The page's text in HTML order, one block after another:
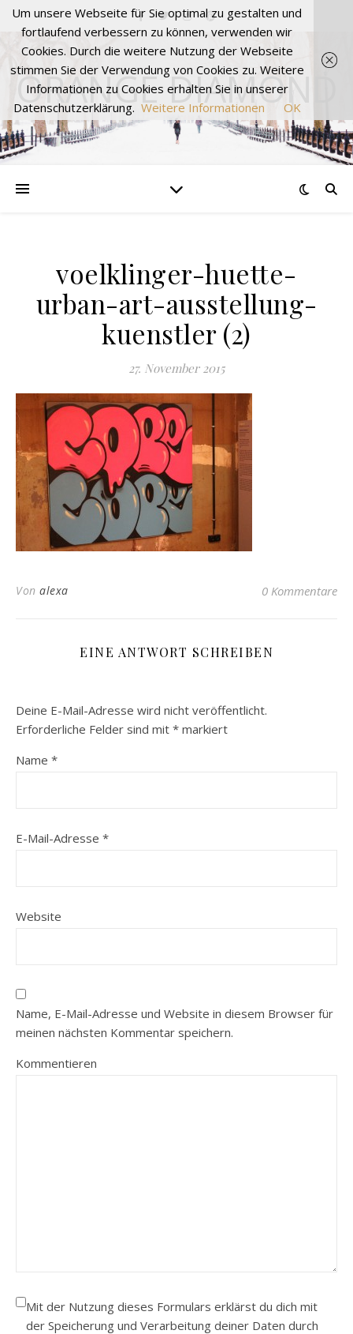
ORANGE DIAMOND
voelklinger-huette-
urban-art-ausstellung-
kuenstler (2)
27. November 2015
Von alexa 0 Kommentare
EINE ANTWORT SCHREIBEN
Deine E-Mail-Adresse wird nicht veröffentlicht.
Erforderliche Felder sind mit * markiert
Name *
E-Mail-Adresse *
Website
Name, E-Mail-Adresse und Website in diesem Browser für
meinen nächsten Kommentar speichern.
Kommentieren
Mit der Nutzung dieses Formulars erklärst du dich mit
der Speicherung und Verarbeitung deiner Daten durch
Um unsere Webseite für Sie optimal zu gestalten und
fortlaufend verbessern zu können, verwenden wir
Cookies. Durch die weitere Nutzung der Webseite
stimmen Sie der Verwendung von Cookies zu. Weitere
Informationen zu Cookies erhalten Sie in unserer
Datenschutzerklärung. Weitere Informationen OK